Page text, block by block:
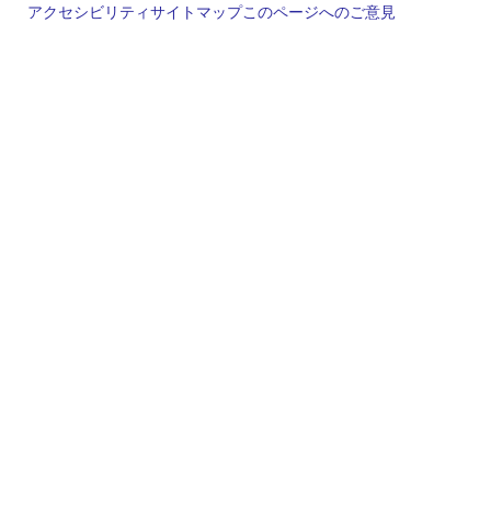
Legal
アクセシビリティサイトマップこのページへのご意見